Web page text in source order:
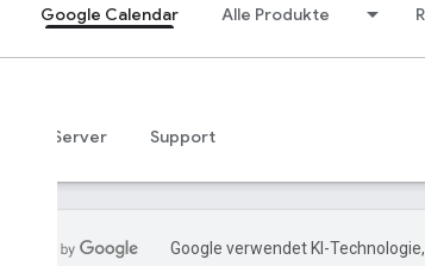
Google Calendar Alle Produkte
MCP-Server Support
Google verwendet KI-